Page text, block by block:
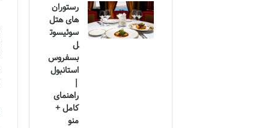
رستوران
های هتل
سوئیسوت
ل
بسفروس
استانبول
|
راهنمای
کامل +
منو